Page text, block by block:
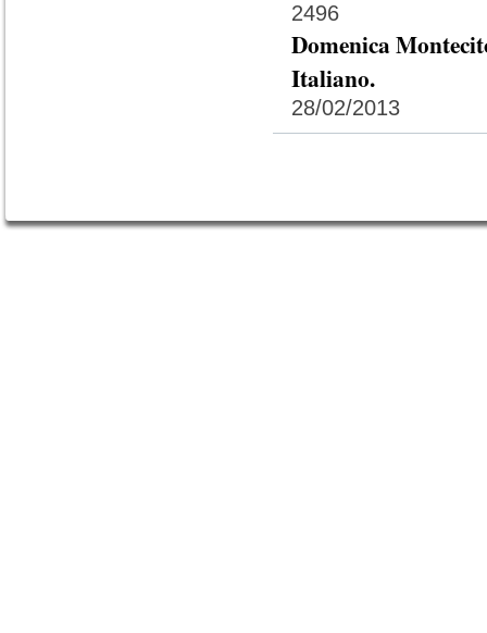
2496
Domenica
Italiano.
28/02/2013